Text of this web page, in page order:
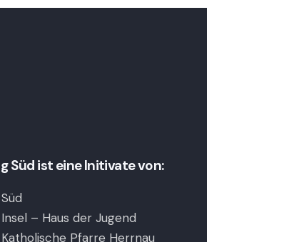
Süd ist eine Initivate von:
Süd
Insel – Haus der Jugend
Katholische Pfarre Herrnau